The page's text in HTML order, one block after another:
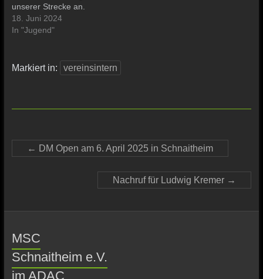
unserer Strecke an.
18. Juni 2024
In "Jugend"
Markiert in: vereinsintern
← DM Open am 6. April 2025 in Schnaitheim
Nachruf für Ludwig Kremer →
MSC
Schnaitheim e.V.
im ADAC